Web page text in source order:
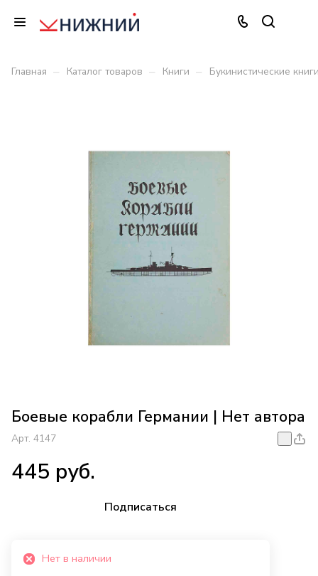
Главная – Каталог товаров – Книги – Букинистические
Боевые корабли Германии | Нет автора
Арт. 4147
445 руб.
Подписаться
Нет в наличии